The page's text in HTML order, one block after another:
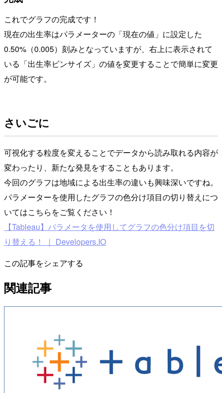
これでグラフの完成です！
現在の出生率はパラメーターの「現在の値」に設定した
0.50%（0.005）刻みとなっていますが、右上に表示されて
いる「出生率ビンサイズ」の値を変更することで簡単に変更
が可能です。
さいごに
可視化する粒度を変えることでデータから読み取れる内容が
変わったり、新たな発見をすることもあります。
今回のグラフは地域による出生率の違いも興味深いですね。
パラメーターを使用したグラフの色分け項目の切り替えにつ
いてはこちらをご覧ください！
【Tableau】パラメータを使用してグラフの色分け項目を切
り替える！ ｜ Developers.IO
この記事をシェアする
関連記事